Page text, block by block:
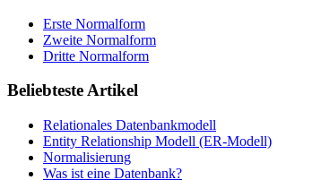
Erste Normalform
Zweite Normalform
Dritte Normalform
Beliebteste Artikel
Relationales Datenbankmodell
Entity Relationship Modell (ER-Modell)
Normalisierung
Was ist eine Datenbank?